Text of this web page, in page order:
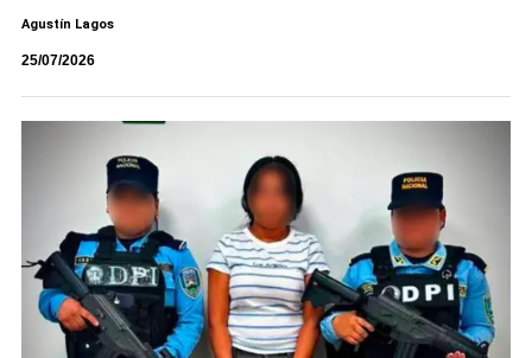
Agustín Lagos
25/07/2026